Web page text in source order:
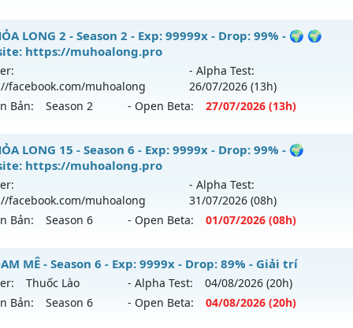
loại: Mu Nguyên bản Webzen
GameGuard
LONG 6.9.1 - 🌍 Website: https://muhoalong.pro
ra tháng 07 2026 - Mở máy chủhttps://facebook.com/
07/2626
- Drop: 20%
Mu Nguyên bản Webzen
Xshiel
LONG 2 - Season 2 - Exp: 99999x - Drop: 99% - 🌍 🌍
https://muhoalong.pro
facebook.com/muhoalong
- Alpha Test:
26/07/2026 (13h)
Bản:
Season 2 - Open Beta: 27/07/2026 (13h)
LONG 2 - 🌍 🌍Website: https://muhoalong.pro
ra tháng 07 2026 - Mở máy chủhttps://facebook.com/
07/2626
- Drop: 99%
Mu Nguyên bản Webzen
Xshiel
LONG 15 - Season 6 - Exp: 9999x - Drop: 99% - 🌍
https://muhoalong.pro
facebook.com/muhoalong
- Alpha Test:
31/07/2026 (08h)
Bản:
Season 6 - Open Beta: 01/07/2026 (08h)
LONG 15 - 🌍 Website: https://muhoalong.pro
ra tháng 07 2026 - Mở máy chủ https://facebook.com/
07/2626
MÊ - Season 6 - Exp: 9999x - Drop: 89% - Giải trí
Thuốc Lào - Alpha Test: 04/08/2026 (20h)
Bản:
Season 6 - Open Beta: 04/08/2026 (20h)